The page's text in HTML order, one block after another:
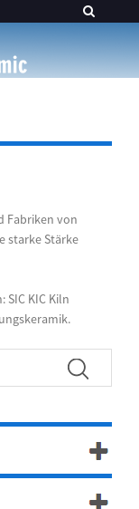
Fabriken von
starke Stärke
KIC Kiln